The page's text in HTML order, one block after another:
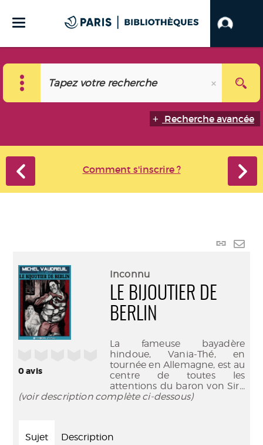
Recherche avancée
Comment s'inscrire ?
Lien
0avis
Inconnu
LE BIJOUTIER DE
BERLIN
La fameuse bayadère
hindoue, Vania-Thé, en
tournée en Allemagne, est au
centre de toutes les
attentions du baron von Sir...
(voir description complète ci-dessous)
Sujet Description